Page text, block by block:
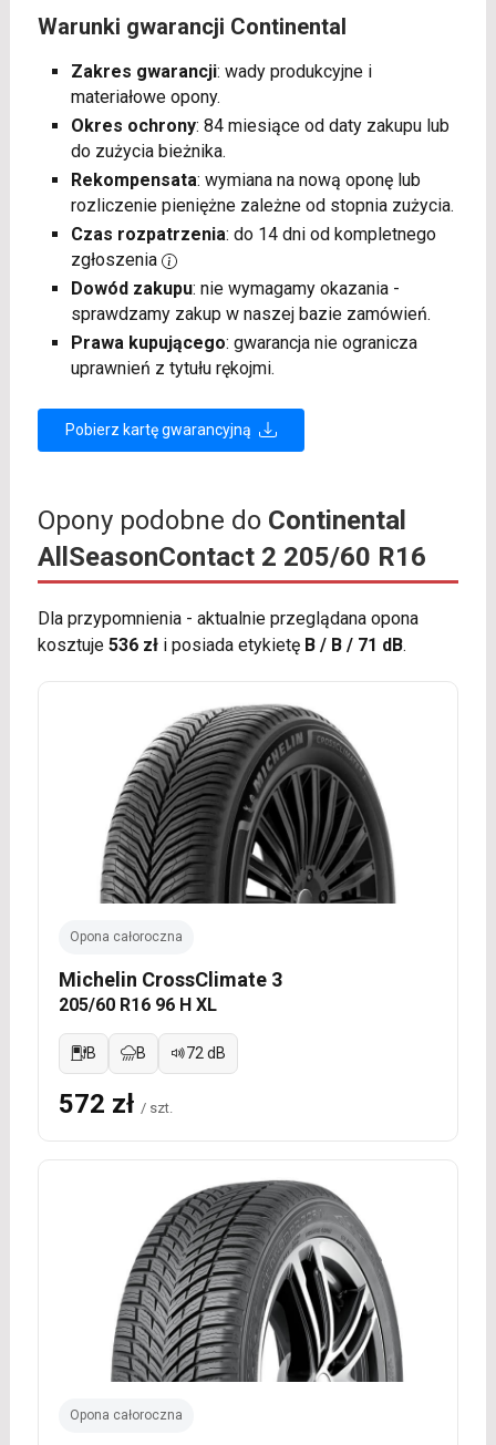
Warunki gwarancji Continental
Zakres gwarancji: wady produkcyjne i
materiałowe opony.
Okres ochrony: 84 miesiące od daty zakupu lub
do zużycia bieżnika.
Rekompensata: wymiana na nową oponę lub
rozliczenie pieniężne zależne od stopnia zużycia.
Czas rozpatrzenia: do 14 dni od kompletnego
zgłoszenia
Dowód zakupu: nie wymagamy okazania -
sprawdzamy zakup w naszej bazie zamówień.
Prawa kupującego: gwarancja nie ogranicza
uprawnień z tytułu rękojmi.
Pobierz kartę gwarancyjną
Opony podobne do Continental
AllSeasonContact 2 205/60 R16
Dla przypomnienia - aktualnie przeglądana opona
kosztuje 536 złi posiada etykietę B / B / 71 dB.
Opona całoroczna
Michelin CrossClimate 3
205/60 R16 96 H XL
B B 72 dB
572 zł / szt.
Opona całoroczna